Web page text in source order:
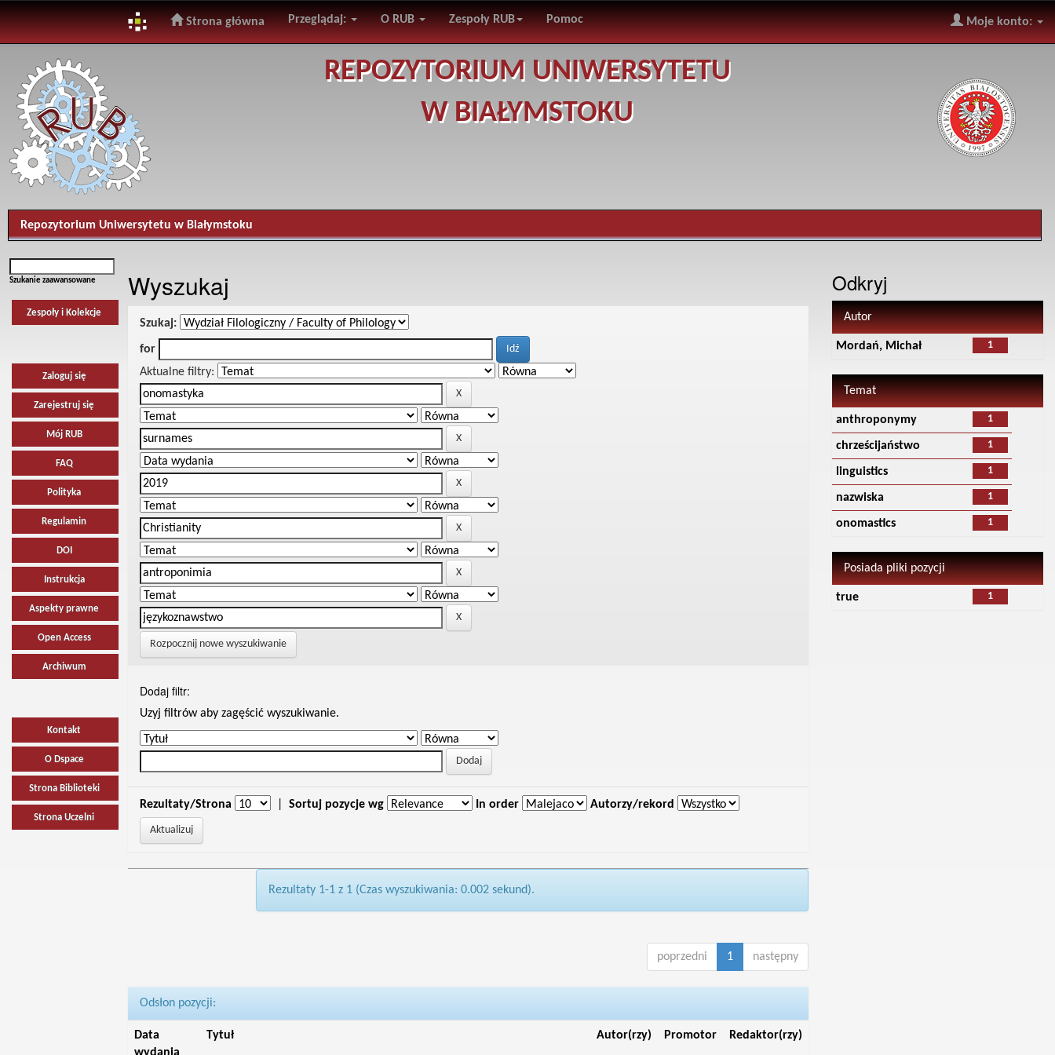
navigation
Strona główna Przeglądaj: O RUB Zespoły RUB Pomoc Moje konto:
REPOZYTORIUM UNIWERSYTETU
W BIAŁYMSTOKU
Repozytorium Uniwersytetu w Białymstoku
Szukanie zaawansowane
Zespoły i Kolekcje
Zaloguj się
Zarejestruj się
Mój RUB
FAQ
Polityka
Regulamin
DOI
Instrukcja
Aspekty prawne
Open Access
Archiwum
Kontakt
O Dspace
Strona Biblioteki
Strona Uczelni
Wyszukaj
Szukaj:
for
Aktualne filtry:
Rozpocznij nowe wyszukiwanie
Dodaj filtr:
Uzyj filtrów aby zagęścić wyszukiwanie.
Rezultaty/Strona Sortuj pozycje wg In order Autorzy/rekord
Rezultaty 1-1 z 1 (Czas wyszukiwania: 0.002 sekund).
poprzedni 1 następny
Odsłon pozycji:
Data
Tytuł Autor(rzy) Promotor Redaktor(rzy)
Odkryj
Autor
1
Mordań, Michał
Temat
1
anthroponymy
1
chrześcijaństwo
1
linguistics
1
nazwiska
1
onomastics
Posiada pliki pozycji
1
true